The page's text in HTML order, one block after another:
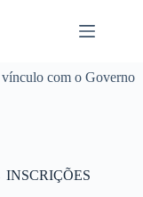
com o Governo
INSCRIÇÕES